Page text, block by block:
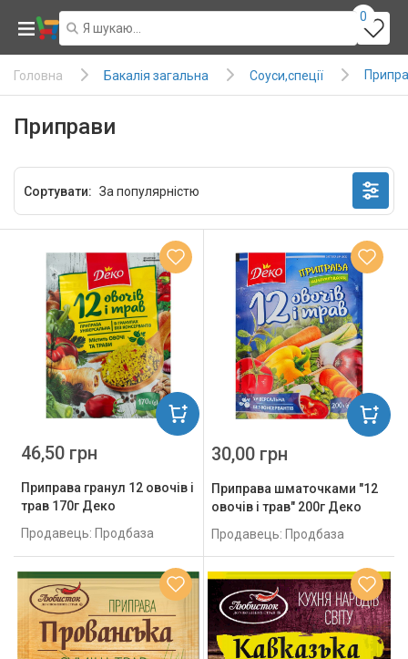
0
Головна Бакалія загальна Соуси,спеції
Приправи
Сортувати:
Приправа гранул 12 овочів і
трав 170г Деко
Продавець: Продбаза
46,50 грн
Приправа шматочками "12
овочів і трав" 200г Деко
Продавець: Продбаза
30,00 грн